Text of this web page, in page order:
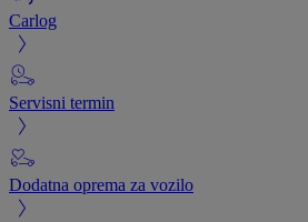
Carlog
Servisni termin
Dodatna oprema za vozilo